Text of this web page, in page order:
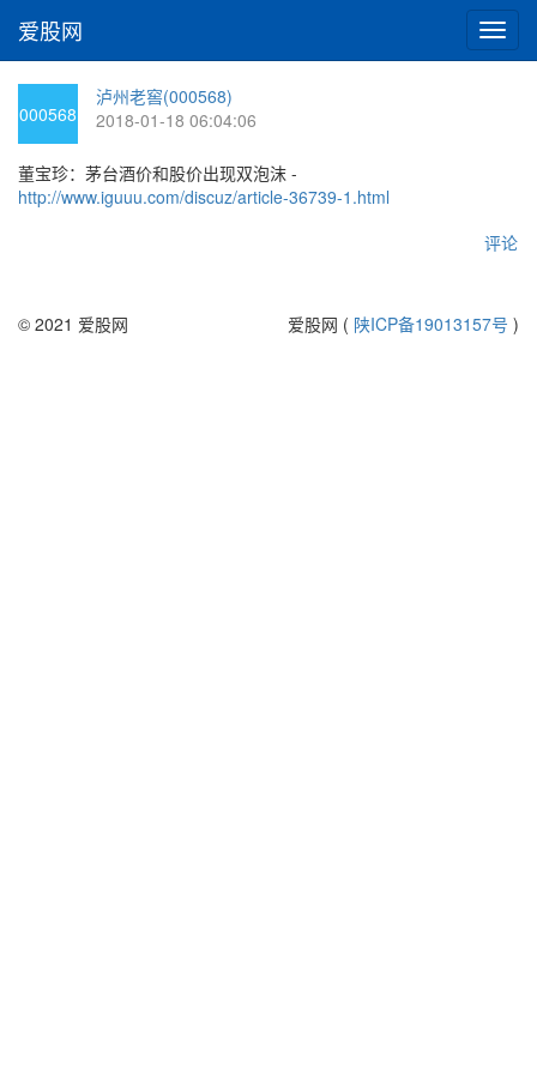
切
换
爱股网
000568
泸州老窖(000568)
2018-01-18 06:04:06
董宝珍：茅台酒价和股价出现双泡沫 -
http://www.iguuu.com/discuz/article-36739-1.html
评论
© 2021 爱股网 爱股网 ( 陕ICP备19013157号 )